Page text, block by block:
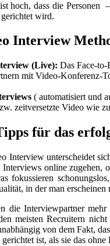
hoch, dass die Personen
wird.
Interview
(Live): Das Face-
mit Video-Konferenz-
( automatisiert und
zeitversetzte Video wie
für das
Interview unterscheidet
online zugehen,
fokussieren
in der man
die Interviewpartner
meisten Recruitern
von dem Fakt,
ist, als sie das